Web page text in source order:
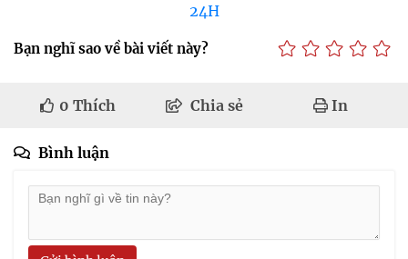
24H
Bạn nghĩ sao về bài viết này?
0 Thích Chia sẻ In
Bình luận